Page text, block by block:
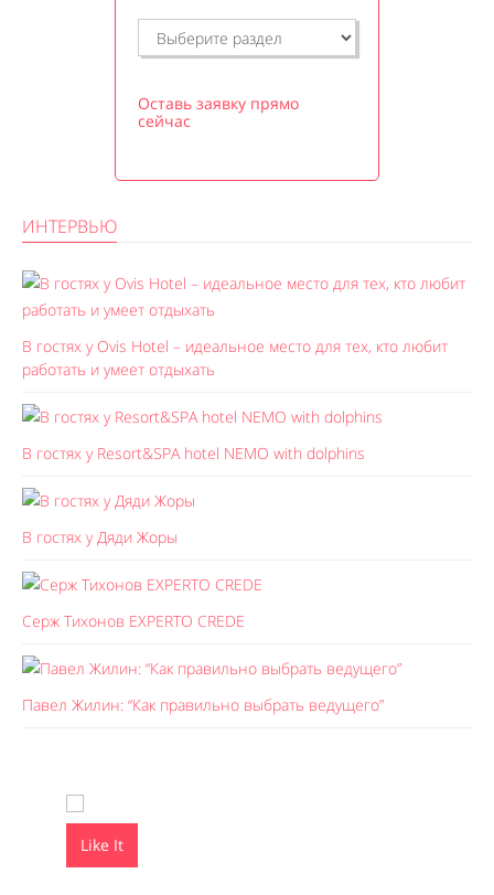
Оставь заявку прямо
сейчас
ИНТЕРВЬЮ
В гостях у Ovis Hotel – идеальное место для тех, кто любит
работать и умеет отдыхать
В гостях у Resort&SPA hotel NEMO with dolphins
В гостях у Дяди Жоры
Серж Тихонов EXPERTO CREDE
Павел Жилин: “Как правильно выбрать ведущего”
Like It